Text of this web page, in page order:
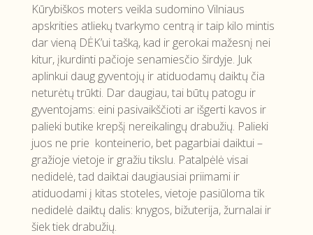
Kūrybiškos moters veikla sudomino Vilniaus
apskrities atliekų tvarkymo centrą ir taip kilo mintis
dar vieną DĖK’ui tašką, kad ir gerokai mažesnį nei
kitur, įkurdinti pačioje senamiesčio širdyje. Juk
aplinkui daug gyventojų ir atiduodamų daiktų čia
neturėtų trūkti. Dar daugiau, tai būtų patogu ir
gyventojams: eini pasivaikščioti ar išgerti kavos ir
palieki butike krepšį nereikalingų drabužių. Palieki
juos ne prie konteinerio, bet pagarbiai daiktui –
gražioje vietoje ir gražiu tikslu. Patalpėlė visai
nedidelė, tad daiktai daugiausiai priimami ir
atiduodami į kitas stoteles, vietoje pasiūloma tik
nedidelė daiktų dalis: knygos, bižuterija, žurnalai ir
šiek tiek drabužių.